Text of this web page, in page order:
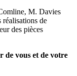
M. Davies
réalisations de
des pièces
de vous et de votre